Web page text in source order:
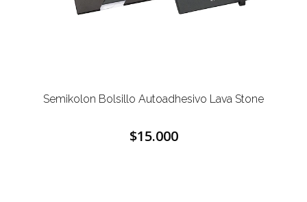
Semikolon Bolsillo Autoadhesivo Lava Stone
$15.000